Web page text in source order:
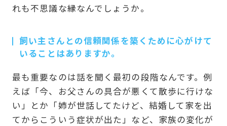
れも不思議な縁なんでしょうか。
飼い主さんとの信頼関係を築くために心がけて
いることはありますか。
最も重要なのは話を聞く最初の段階なんです。例
えば「今、お父さんの具合が悪くて散歩に行けな
い」とか「姉が世話してたけど、結婚して家を出
てからこういう症状が出た」など、家族の変化が